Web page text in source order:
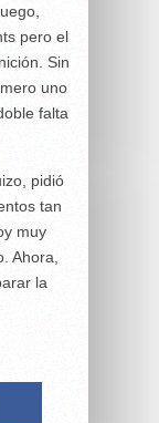
pero el
Sin
uno
falta
pidió
tan
muy
Ahora,
la